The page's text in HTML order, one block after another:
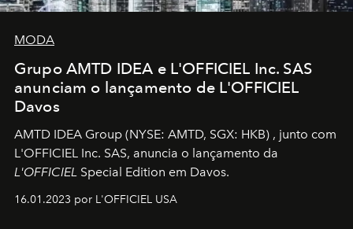
MODA
Grupo AMTD IDEA e L'OFFICIEL Inc. SAS
anunciam o lançamento de L'OFFICIEL
Davos
AMTD IDEA Group (NYSE: AMTD, SGX: HKB) , junto com
L'OFFICIEL Inc. SAS, anuncia o lançamento da
L'OFFICIEL Special Edition em Davos.
16.01.2023 por L'OFFICIEL USA